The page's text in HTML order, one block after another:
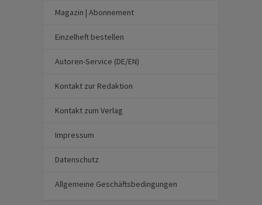
Magazin | Abonnement
Einzelheft bestellen
Autoren-Service (DE/EN)
Kontakt zur Redaktion
Kontakt zum Verlag
Impressum
Datenschutz
Allgemeine Geschäftsbedingungen